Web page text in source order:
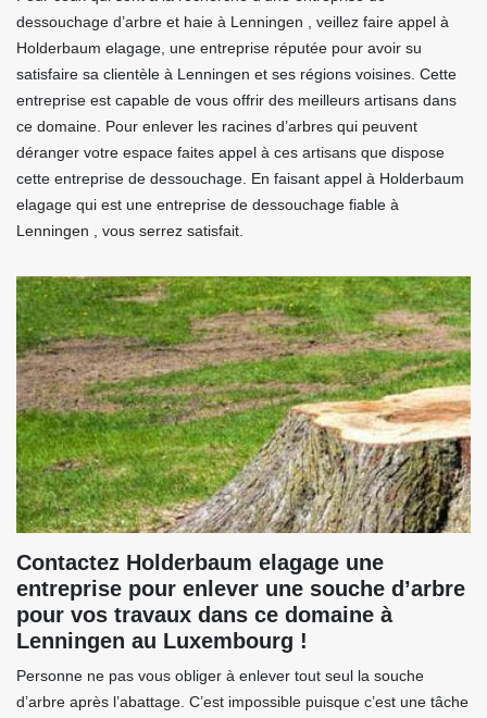
dessouchage d’arbre et haie à Lenningen , veillez faire appel à
Holderbaum elagage, une entreprise réputée pour avoir su
satisfaire sa clientèle à Lenningen et ses régions voisines. Cette
entreprise est capable de vous offrir des meilleurs artisans dans
ce domaine. Pour enlever les racines d’arbres qui peuvent
déranger votre espace faites appel à ces artisans que dispose
cette entreprise de dessouchage. En faisant appel à Holderbaum
elagage qui est une entreprise de dessouchage fiable à
Lenningen , vous serrez satisfait.
Contactez Holderbaum elagage une
entreprise pour enlever une souche d’arbre
pour vos travaux dans ce domaine à
Lenningen au Luxembourg !
Personne ne pas vous obliger à enlever tout seul la souche
d’arbre après l’abattage. C’est impossible puisque c’est une tâche